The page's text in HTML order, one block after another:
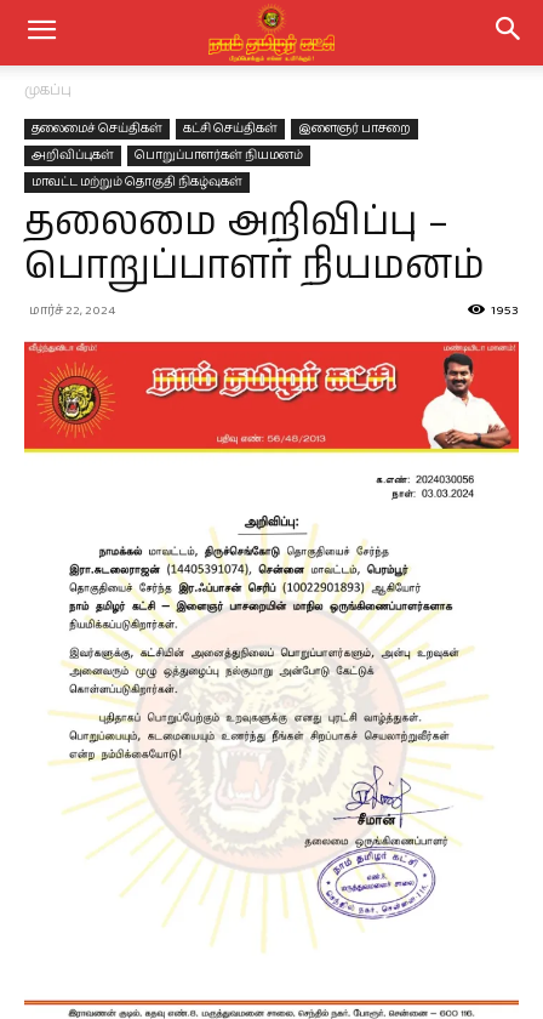
முகப்பு
தலைமைச் செய்திகள் கட்சி செய்திகள்
இளைஞர் பாசறை
அறிவிப்புகள்
பொறுப்பாளர்கள் நியமனம்
மாவட்ட மற்றும் தொகுதி நிகழ்வுகள்
தலைமை அறிவிப்பு –
பொறுப்பாளர் நியமனம்
மார்ச் 22, 2024 1953